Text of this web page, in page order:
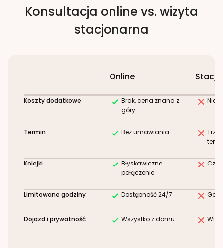
Konsultacja online vs. wizyta
stacjonarna
Online
Koszty dodatkowe
Brak, cena znana z
góry
Termin Bez umawiania
Kolejki
Błyskawiczne
połączenie
Limitowane godziny Dostępność 24/7
Dojazd i prywatność Wszystko z domu